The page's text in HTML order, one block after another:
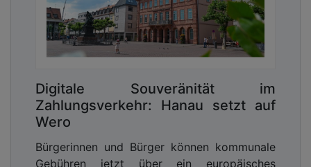
beurteilen, ob Anforderungen an Datenschutz und
Souveränität tatsächlich erfüllt werden. Diese
Prinzipien zeigen: Digitale Souveränität entsteht
nicht allein durch Infrastrukturentscheidungen,
Datenarchitektur im Hintergrund der
Kommunikation. Die zentrale Herausforderung liegt
weniger darin, neue Plattformen einzuführen –
sondern bestehende Kommunikationslösungen so
zu ergänzen, dass die Kontrolle über sensible
Digitale Souveränität im
Zahlungsverkehr: Hanau setzt auf
Wero
Bürgerinnen und Bürger können kommunale
Gebühren jetzt über ein europäisches